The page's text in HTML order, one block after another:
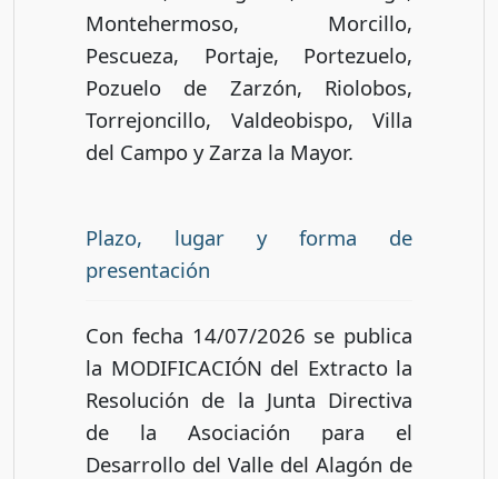
Montehermoso, Morcillo,
Pescueza, Portaje, Portezuelo,
Pozuelo de Zarzón, Riolobos,
Torrejoncillo, Valdeobispo, Villa
del Campo y Zarza la Mayor.
Plazo, lugar y forma de
presentación
Con fecha 14/07/2026 se publica
la MODIFICACIÓN del Extracto la
Resolución de la Junta Directiva
de la Asociación para el
Desarrollo del Valle del Alagón de